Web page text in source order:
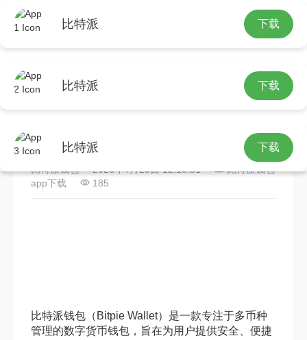
比特派 下载
比特派 下载
比特派 下载
调研？3步搞定
比特派钱包 2026年4月29日 12:18:51
比特派钱包
app下载
185
比特派钱包（Bitpie Wallet）是一款专注于多币种
管理的数字货币钱包，旨在为用户提供安全、便捷